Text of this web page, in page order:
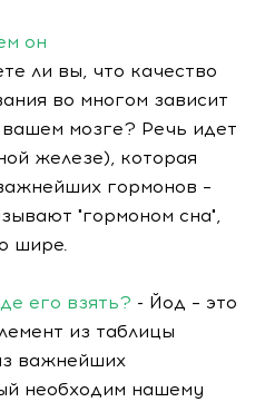
он
ли вы, что качество
во многом зависит
мозге? Речь идет
железе), которая
гормонов –
"гормоном сна",
шире.
его взять? - Йод – это
из таблицы
важнейших
необходим нашему